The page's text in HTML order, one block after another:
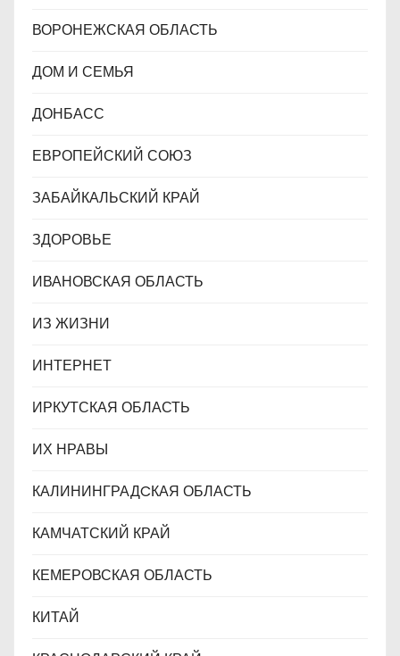
ВОРОНЕЖСКАЯ ОБЛАСТЬ
ДОМ И СЕМЬЯ
ДОНБАСС
ЕВРОПЕЙСКИЙ СОЮЗ
ЗАБАЙКАЛЬСКИЙ КРАЙ
ЗДОРОВЬЕ
ИВАНОВСКАЯ ОБЛАСТЬ
ИЗ ЖИЗНИ
ИНТЕРНЕТ
ИРКУТСКАЯ ОБЛАСТЬ
ИХ НРАВЫ
КАЛИНИНГРАДCКАЯ ОБЛАСТЬ
КАМЧАТСКИЙ КРАЙ
КЕМЕРОВСКАЯ ОБЛАСТЬ
КИТАЙ